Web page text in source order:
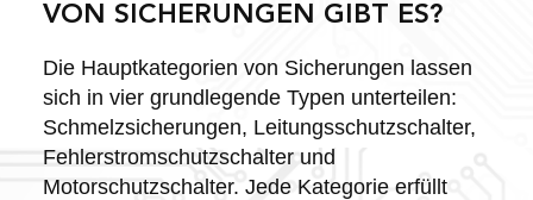
VON SICHERUNGEN GIBT ES?
Die Hauptkategorien von Sicherungen lassen
sich in vier grundlegende Typen unterteilen:
Schmelzsicherungen, Leitungsschutzschalter,
Fehlerstromschutzschalter und
Motorschutzschalter. Jede Kategorie erfüllt